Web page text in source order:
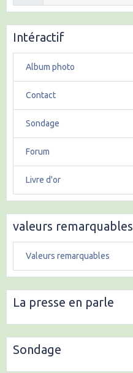
Intéractif
Album photo
Contact
Sondage
Forum
Livre d'or
valeurs remarquables
Valeurs remarquables
La presse en parle
Sondage